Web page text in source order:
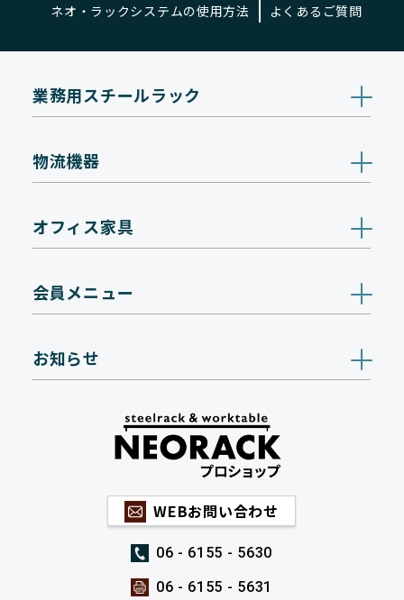
ネオ・ラックシステムの使用方法
よくあるご質問
業務用スチールラック
物流機器
オフィス家具
会員メニュー
お知らせ
WEBお問い合わせ
06 - 6155 - 5630
06 - 6155 - 5631